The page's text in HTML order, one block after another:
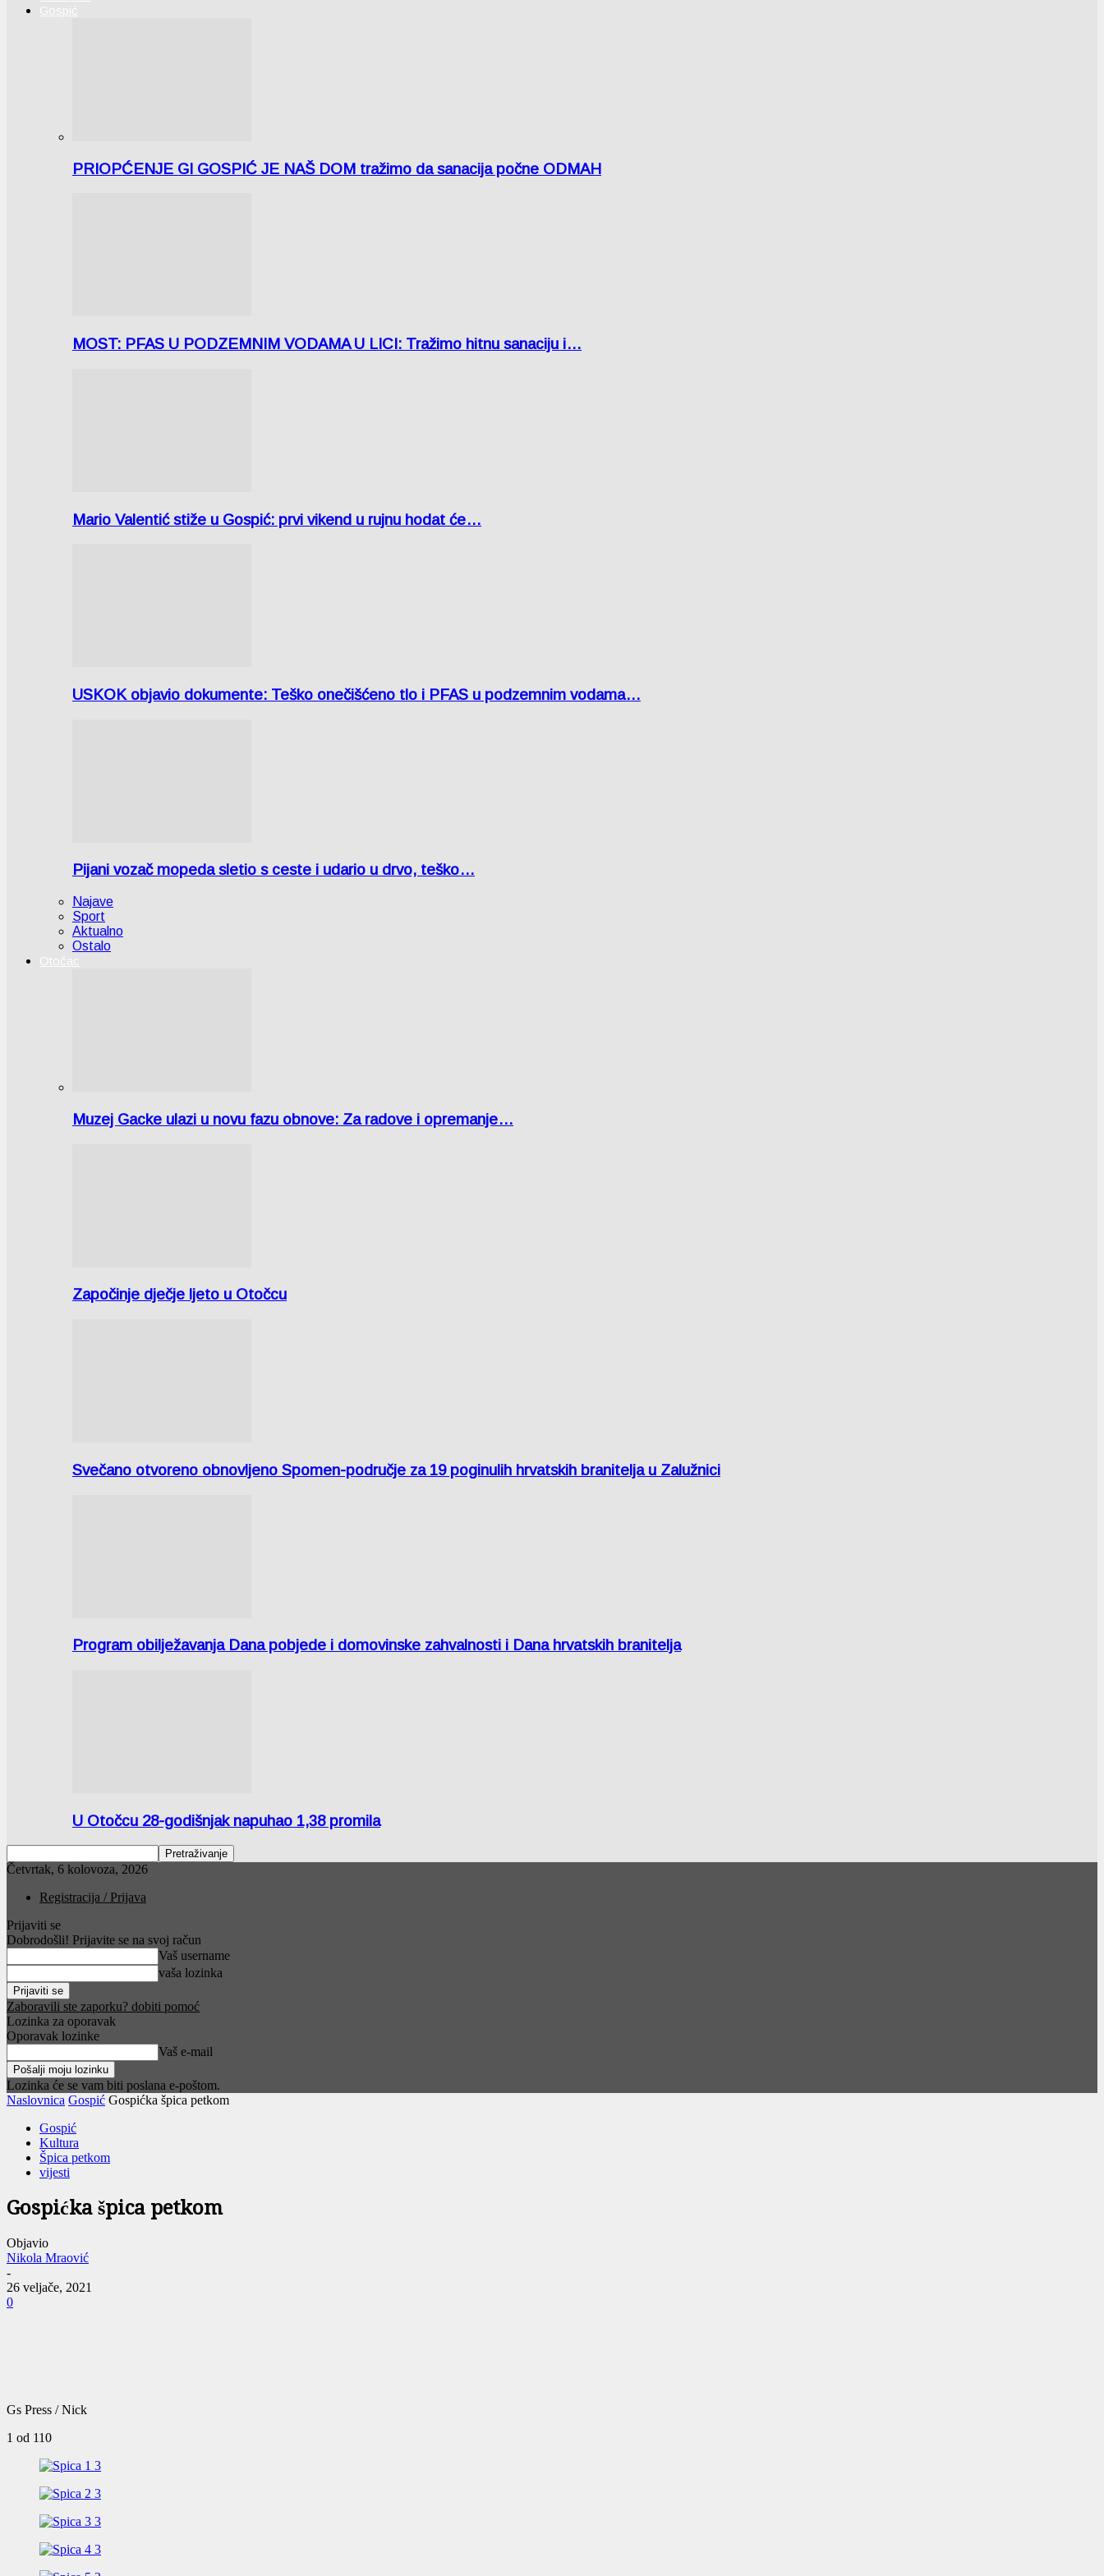
Gospić
PRIOPĆENJE GI GOSPIĆ JE NAŠ DOM tražimo da sanacija počne ODMAH
MOST: PFAS U PODZEMNIM VODAMA U LICI: Tražimo hitnu sanaciju i…
Mario Valentić stiže u Gospić: prvi vikend u rujnu hodat će…
USKOK objavio dokumente: Teško onečišćeno tlo i PFAS u podzemnim vodama…
Pijani vozač mopeda sletio s ceste i udario u drvo, teško…
Najave
Sport
Aktualno
Ostalo
Otočac
Muzej Gacke ulazi u novu fazu obnove: Za radove i opremanje…
Započinje dječje ljeto u Otočcu
Svečano otvoreno obnovljeno Spomen-područje za 19 poginulih hrvatskih branitelja u Zalužnici
Program obilježavanja Dana pobjede i domovinske zahvalnosti i Dana hrvatskih branitelja
U Otočcu 28-godišnjak napuhao 1,38 promila
Četvrtak, 6 kolovoza, 2026
Registracija / Prijava
Prijaviti se
Dobrodošli! Prijavite se na svoj račun
Vaš username
vaša lozinka
Zaboravili ste zaporku? dobiti pomoć
Lozinka za oporavak
Oporavak lozinke
Vaš e-mail
Lozinka će se vam biti poslana e-poštom.
Naslovnica Gospić Gospićka špica petkom
Gospić
Kultura
Špica petkom
vijesti
Gospićka špica petkom
Objavio
Nikola Mraović
-
26 veljače, 2021
0
Gs Press / Nick
1 od 110